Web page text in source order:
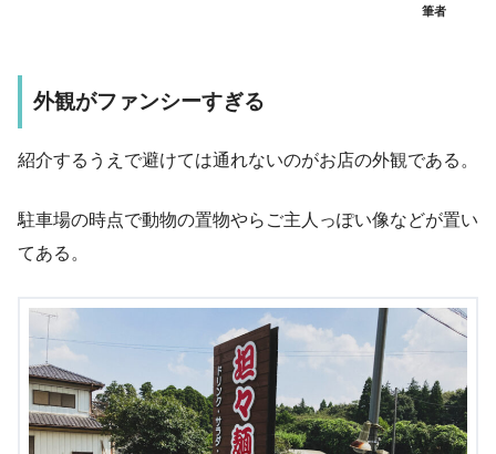
筆者
外観がファンシーすぎる
紹介するうえで避けては通れないのがお店の外観である。
駐車場の時点で動物の置物やらご主人っぽい像などが置い
てある。